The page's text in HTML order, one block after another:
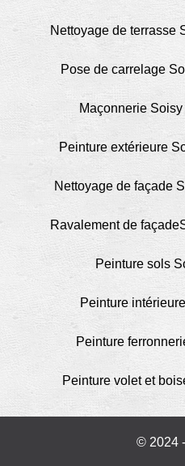
Nettoyage de terrasse
Pose de carrelage
Maçonnerie
Peinture extérieure
Nettoyage de façade
Ravalement de
Peinture sols
Peinture
Peinture
Peinture volet et
© 2024